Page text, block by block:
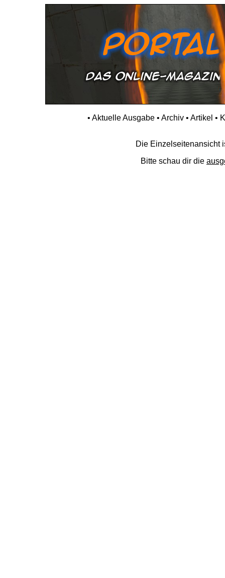
• Aktuelle Ausgabe• Archiv• Artikel •
Die Einzelseitenansicht
Bitte schau dir die